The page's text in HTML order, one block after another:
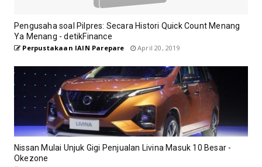
Pengusaha soal Pilpres: Secara Histori Quick Count Menang
Ya Menang - detikFinance
Perpustakaan IAIN Parepare April 20, 2019
Nissan Mulai Unjuk Gigi Penjualan Livina Masuk 10 Besar -
Okezone